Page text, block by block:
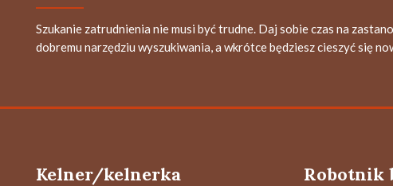
Szukanie zatrudnienia nie musi być trudne. Daj sobie czas na
dobremu narzędziu wyszukiwania, a wkrótce będziesz cieszyć się
Kelner/kelnerka